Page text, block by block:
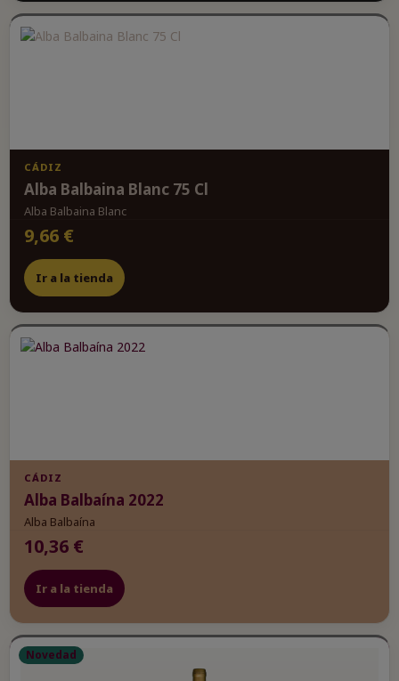
CÁDIZ
Alba Balbaina Blanc 75 Cl
Alba Balbaina Blanc
9,66 €
Ir a la tienda
CÁDIZ
Alba Balbaína 2022
Alba Balbaína
10,36 €
Ir a la tienda
Novedad